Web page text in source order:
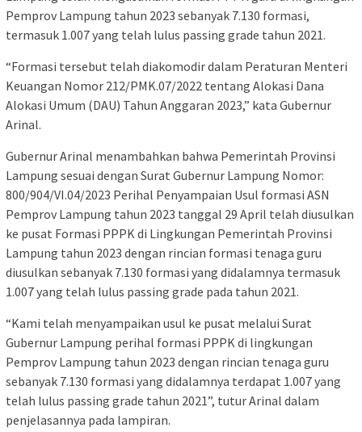
Pemprov Lampung tahun 2023 sebanyak 7.130 formasi,
termasuk 1.007 yang telah lulus passing grade tahun 2021.
“Formasi tersebut telah diakomodir dalam Peraturan Menteri
Keuangan Nomor 212/PMK.07/2022 tentang Alokasi Dana
Alokasi Umum (DAU) Tahun Anggaran 2023,” kata Gubernur
Arinal.
Gubernur Arinal menambahkan bahwa Pemerintah Provinsi
Lampung sesuai dengan Surat Gubernur Lampung Nomor:
800/904/VI.04/2023 Perihal Penyampaian Usul formasi ASN
Pemprov Lampung tahun 2023 tanggal 29 April telah diusulkan
ke pusat Formasi PPPK di Lingkungan Pemerintah Provinsi
Lampung tahun 2023 dengan rincian formasi tenaga guru
diusulkan sebanyak 7.130 formasi yang didalamnya termasuk
1.007 yang telah lulus passing grade pada tahun 2021.
“Kami telah menyampaikan usul ke pusat melalui Surat
Gubernur Lampung perihal formasi PPPK di lingkungan
Pemprov Lampung tahun 2023 dengan rincian tenaga guru
sebanyak 7.130 formasi yang didalamnya terdapat 1.007 yang
telah lulus passing grade tahun 2021”, tutur Arinal dalam
penjelasannya pada lampiran.